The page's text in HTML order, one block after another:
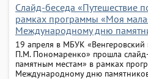
Слайд-беседа «Путешествие
рамках программы «Моя
Международному дню
19 апреля в МБУК «Венгеровский
П.М. Пономаренко» прошла
памятным местам» в рамках
Международному дню